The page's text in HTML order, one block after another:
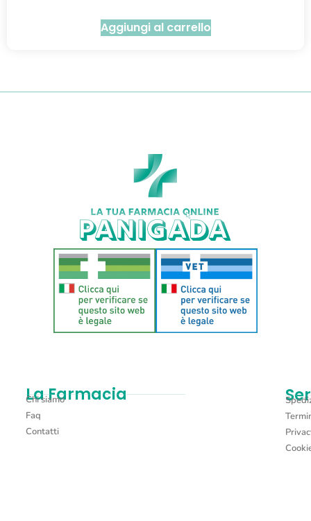
Aggiungi al carrello
La Farmacia
Chi siamo
Faq
Contatti